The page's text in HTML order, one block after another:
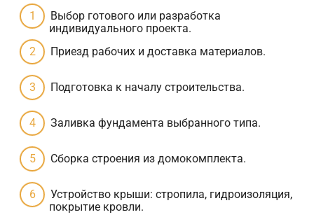
Выбор готового или разработка
индивидуального проекта.
Приезд рабочих и доставка материалов.
Подготовка к началу строительства.
Заливка фундамента выбранного типа.
Сборка строения из домокомплекта.
Устройство крыши: стропила, гидроизоляция,
покрытие кровли.